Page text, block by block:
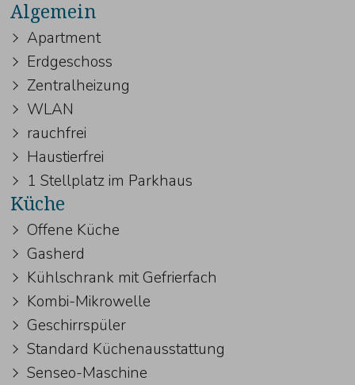
Algemein
Apartment
Erdgeschoss
Zentralheizung
WLAN
rauchfrei
Haustierfrei
1 Stellplatz im Parkhaus
Küche
Offene Küche
Gasherd
Kühlschrank mit Gefrierfach
Kombi-Mikrowelle
Geschirrspüler
Standard Küchenausstattung
Senseo-Maschine